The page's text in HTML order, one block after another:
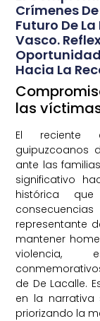
Crímenes De
Futuro De
Vasco.
Hacia La
las
El reciente
guipuzcoanos
ante las
significativo
histórica
representante
mantener
violencia,
de De Lacalle.
en la narrativa
priorizando la